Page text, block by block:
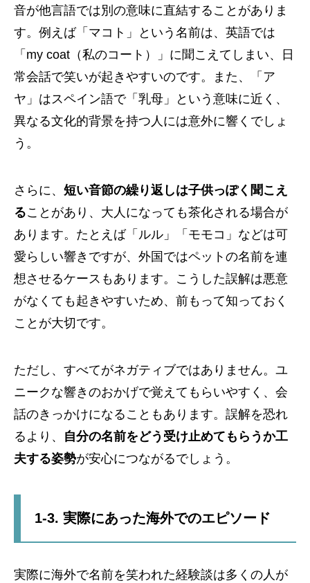
音が他言語では別の意味に直結することがありま
す。例えば「マコト」という名前は、英語では
「my coat（私のコート）」に聞こえてしまい、日
常会話で笑いが起きやすいのです。また、「ア
ヤ」はスペイン語で「乳母」という意味に近く、
異なる文化的背景を持つ人には意外に響くでしょ
う。
さらに、 短い音節の繰り返しは子供っぽく聞こえ
ることがあり、大人になっても茶化される場合が
あります。たとえば「ルル」「モモコ」などは可
愛らしい響きですが、外国ではペットの名前を連
想させるケースもあります。こうした誤解は悪意
がなくても起きやすいため、前もって知っておく
ことが大切です。
ただし、すべてがネガティブではありません。ユ
ニークな響きのおかげで覚えてもらいやすく、会
話のきっかけになることもあります。誤解を恐れ
るより、 自分の名前をどう受け止めてもらうか工
夫する姿勢が安心につながるでしょう。
1-3. 実際にあった海外でのエピソード
実際に海外で名前を笑われた経験談は多くの人が